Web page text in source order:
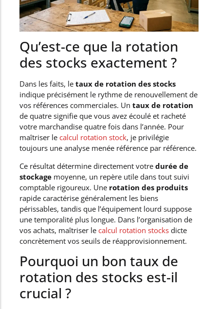
Qu’est-ce que la rotation
des stocks exactement ?
Dans les faits, le taux de rotation des stocks
indique précisément le rythme de renouvellement de
vos références commerciales. Un taux de rotation
de quatre signifie que vous avez écoulé et racheté
votre marchandise quatre fois dans l’année. Pour
maîtriser le calcul rotation stock, je privilégie
toujours une analyse menée référence par référence.
Ce résultat détermine directement votre durée de
stockage moyenne, un repère utile dans tout suivi
comptable rigoureux. Une rotation des produits
rapide caractérise généralement les biens
périssables, tandis que l’équipement lourd suppose
une temporalité plus longue. Dans l’organisation de
vos achats, maîtriser le calcul rotation stocks dicte
concrètement vos seuils de réapprovisionnement.
Pourquoi un bon taux de
rotation des stocks est-il
crucial ?